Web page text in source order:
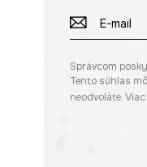
Správcom
Tento súhlas
neodvoláte.